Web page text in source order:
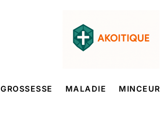
GROSSESSE MALADIE MINCEUR